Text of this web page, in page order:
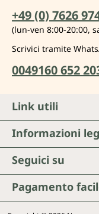
+49 (0) 7626
(lun-ven 8:00-20:00,
Scrivici tramite
0049160 652
Seguici su
Pagamento
Link utili
Informazioni